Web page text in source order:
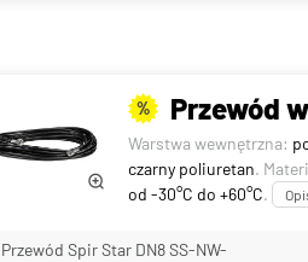
% Przewód
Warstwa wewnętrzna:
czarny poliuretan.
od -30°C do +60°C.
Przewód Spir Star DN8 SS-NW-